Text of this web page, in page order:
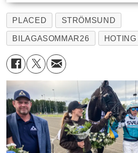
PLACED STRÖMSUND
BILAGASOMMAR26 HOTING